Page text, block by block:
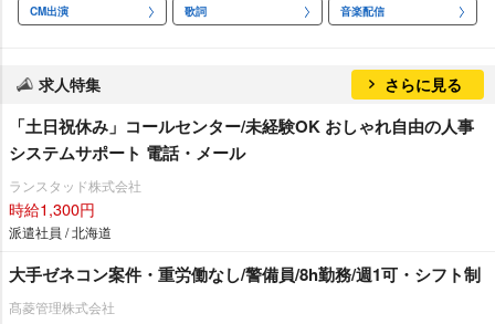
CM出演 歌詞 音楽配信
求人特集 さらに見る
「土日祝休み」コールセンター/未経験OK おしゃれ自由の人事
システムサポート 電話・メール
ランスタッド株式会社
時給1,300円
派遣社員 / 北海道
大手ゼネコン案件・重労働なし/警備員/8h勤務/週1可・シフト制
髙菱管理株式会社